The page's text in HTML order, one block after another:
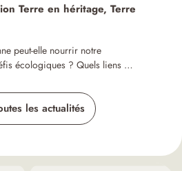
Terre en héritage, Terre
peut-elle nourrir notre
écologiques ? Quels liens …
les actualités